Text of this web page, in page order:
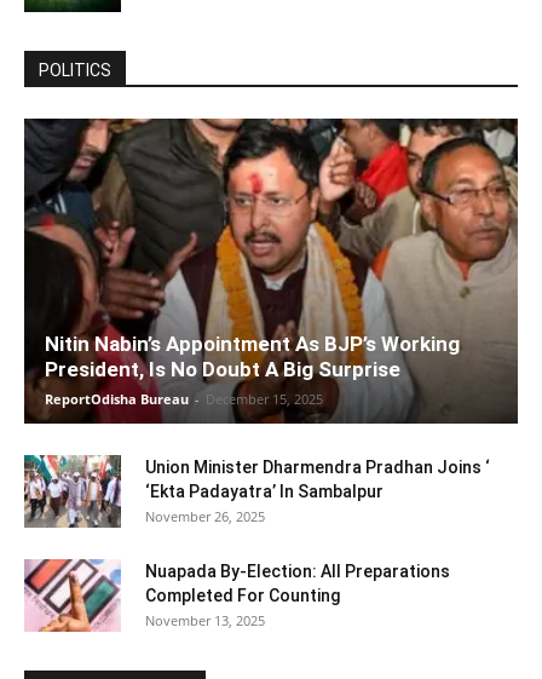
POLITICS
Nitin Nabin’s Appointment As BJP’s Working
President, Is No Doubt A Big Surprise
ReportOdisha Bureau - December 15, 2025
Union Minister Dharmendra Pradhan Joins ‘
‘Ekta Padayatra’ In Sambalpur
November 26, 2025
Nuapada By-Election: All Preparations
Completed For Counting
November 13, 2025